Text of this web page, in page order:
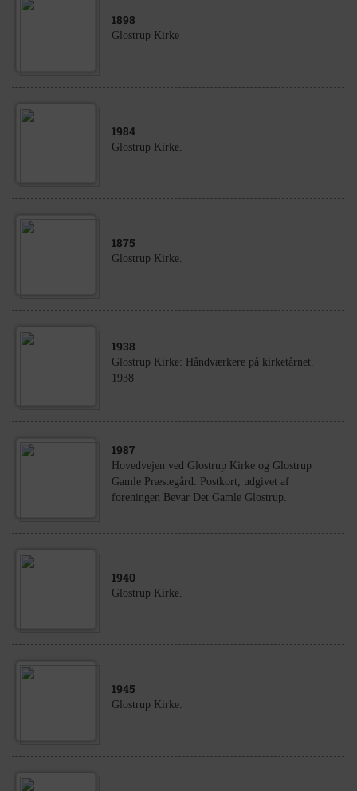
1898
Glostrup Kirke
1984
Glostrup Kirke.
1875
Glostrup Kirke.
1938
Glostrup Kirke: Håndværkere på kirketårnet.
1938
1987
Hovedvejen ved Glostrup Kirke og Glostrup
Gamle Præstegård. Postkort, udgivet af
foreningen Bevar Det Gamle Glostrup.
1940
Glostrup Kirke.
1945
Glostrup Kirke.